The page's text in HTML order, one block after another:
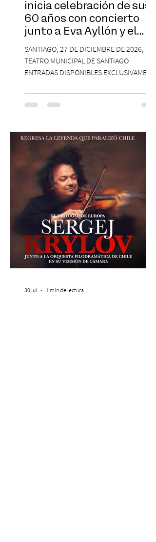
inicia celebración de sus
60 años con concierto
junto a Eva Ayllón y el
Cuarteto Austral en el
Teatro Municipal de
Santiago
SANTIAGO, 27 DE DICIEMBRE DE 2026,
TEATRO MUNICIPAL DE SANTIAGO
ENTRADAS DISPONIBLES EXCLUSIVAMENTE
agrupación ícono de la Nueva Canción
Chilena conmemorará su legado de 60
19:00 horas, en el Teatro Municipal de
Santiago. La celebración reunirá a la
máxima exponente de la música popular
peruana, Eva Ayllón, al Cuarteto Austral y
un repertorio que recorrerá seis décadas
de obras que transformaron l
30 jul 1 min de lectura